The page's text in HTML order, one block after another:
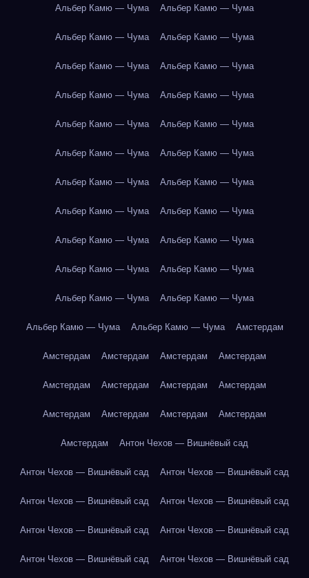
Альбер Камю — Чума Альбер Камю — Чума
Альбер Камю — Чума Альбер Камю — Чума
Альбер Камю — Чума Альбер Камю — Чума
Альбер Камю — Чума Альбер Камю — Чума
Альбер Камю — Чума Альбер Камю — Чума
Альбер Камю — Чума Альбер Камю — Чума
Альбер Камю — Чума Альбер Камю — Чума
Альбер Камю — Чума Альбер Камю — Чума
Альбер Камю — Чума Альбер Камю — Чума
Альбер Камю — Чума Альбер Камю — Чума
Альбер Камю — Чума Альбер Камю — Чума
Альбер Камю — Чума Альбер Камю — Чума Амстердам
Амстердам Амстердам Амстердам Амстердам
Амстердам Амстердам Амстердам Амстердам
Амстердам Амстердам Амстердам Амстердам
Амстердам Антон Чехов — Вишнёвый сад
Антон Чехов — Вишнёвый сад Антон Чехов — Вишнёвый сад
Антон Чехов — Вишнёвый сад Антон Чехов — Вишнёвый сад
Антон Чехов — Вишнёвый сад Антон Чехов — Вишнёвый сад
Антон Чехов — Вишнёвый сад Антон Чехов — Вишнёвый сад